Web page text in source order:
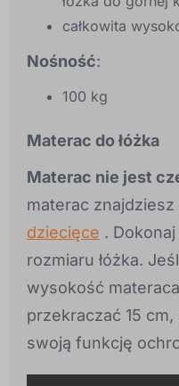
całkowita
Nośność:
100 kg
Materac do łóżka
Materac nie jest
materac
dziecięce .
rozmiaru łóżka.
wysokość
przekraczać 15 cm,
swoją funkcję